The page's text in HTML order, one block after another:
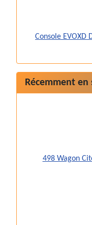
Console EVOXD
Récemment en
498 Wagon